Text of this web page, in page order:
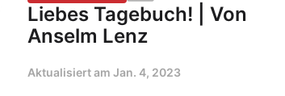
Liebes Tagebuch! | Von
Anselm Lenz
Aktualisiert am Jan. 4, 2023